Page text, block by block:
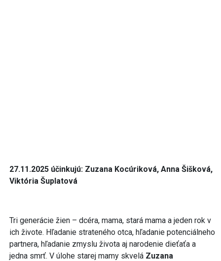
27.11.2025 účinkujú: Zuzana Kocúriková, Anna Šišková,
Viktória Šuplatová
Tri generácie žien – dcéra, mama, stará mama a jeden rok v
ich živote. Hľadanie strateného otca, hľadanie potenciálneho
partnera, hľadanie zmyslu života aj narodenie dieťaťa a
jedna smrť. V úlohe starej mamy skvelá Zuzana